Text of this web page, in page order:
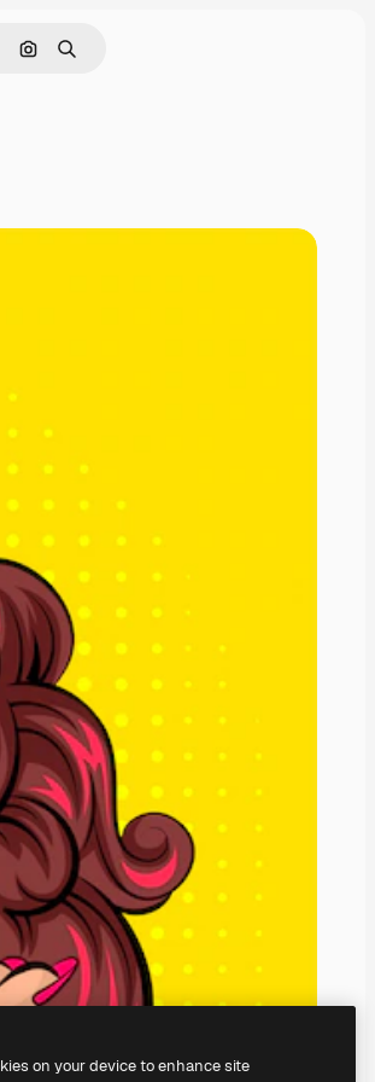
Pesquisar por imagem
Buscar
on your device to enhance site